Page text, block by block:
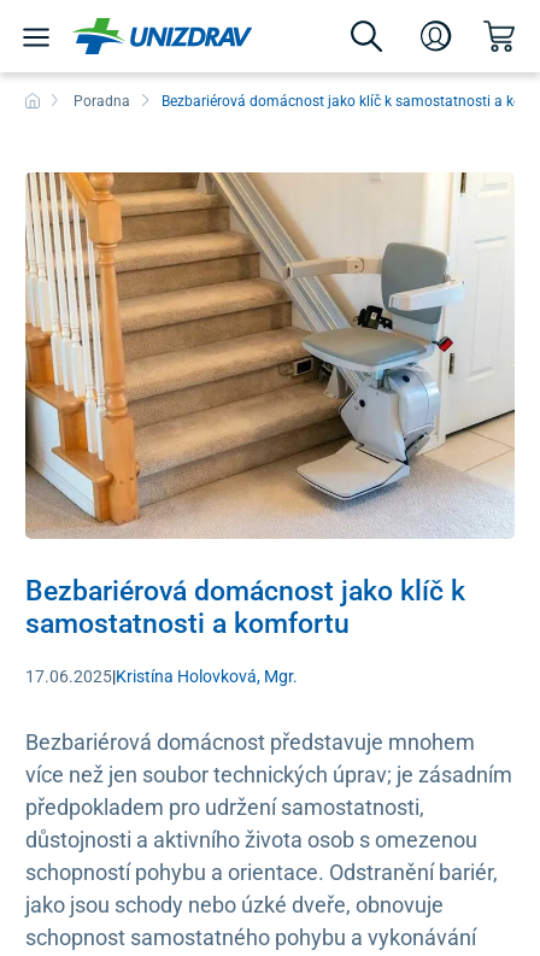
Poradna Bezbariérová domácnost jako klíč k samostatnosti a
Bezbariérová domácnost jako klíč k
samostatnosti a komfortu
17.06.2025|Kristína Holovková, Mgr.
Bezbariérová domácnost představuje mnohem
více než jen soubor technických úprav; je zásadním
předpokladem pro udržení samostatnosti,
důstojnosti a aktivního života osob s omezenou
schopností pohybu a orientace. Odstranění bariér,
jako jsou schody nebo úzké dveře, obnovuje
schopnost samostatného pohybu a vykonávání